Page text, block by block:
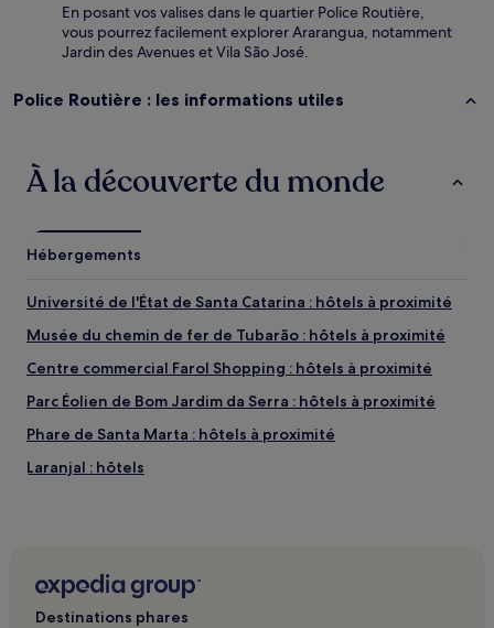
En posant vos valises dans le quartier Police Routière,
vous pourrez facilement explorer Ararangua, notamment
Jardin des Avenues et Vila São José.
Police Routière : les informations utiles
À la découverte du monde
Hébergements
Université de l'État de Santa Catarina : hôtels à proximité
Musée du chemin de fer de Tubarão : hôtels à proximité
Centre commercial Farol Shopping : hôtels à proximité
Parc Éolien de Bom Jardim da Serra : hôtels à proximité
Phare de Santa Marta : hôtels à proximité
Laranjal : hôtels
Diomicio Freitas : hôtels à proximité
Destinations phares